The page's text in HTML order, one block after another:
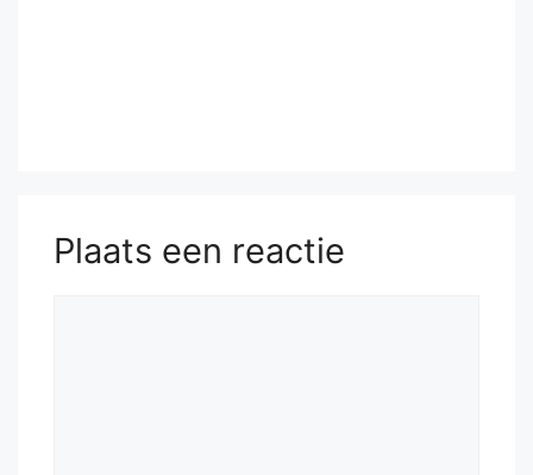
Plaats een reactie